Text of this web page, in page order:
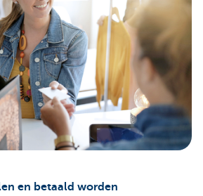
en betaald worden